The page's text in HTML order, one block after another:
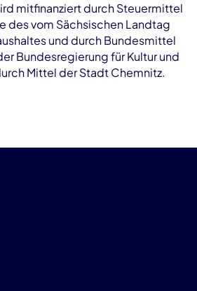
mitfinanziert durch Steuermittel
des vom Sächsischen Landtag
und durch Bundesmittel
Bundesregierung für Kultur und
Mittel der Stadt Chemnitz.